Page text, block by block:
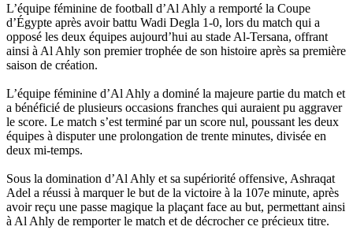
L’équipe féminine de football d’Al Ahly a remporté la Coupe
d’Égypte après avoir battu Wadi Degla 1-0, lors du match qui a
opposé les deux équipes aujourd’hui au stade Al-Tersana, offrant
ainsi à Al Ahly son premier trophée de son histoire après sa première
saison de création.
L’équipe féminine d’Al Ahly a dominé la majeure partie du match et
a bénéficié de plusieurs occasions franches qui auraient pu aggraver
le score. Le match s’est terminé par un score nul, poussant les deux
équipes à disputer une prolongation de trente minutes, divisée en
deux mi-temps.
Sous la domination d’Al Ahly et sa supériorité offensive, Ashraqat
Adel a réussi à marquer le but de la victoire à la 107e minute, après
avoir reçu une passe magique la plaçant face au but, permettant ainsi
à Al Ahly de remporter le match et de décrocher ce précieux titre.